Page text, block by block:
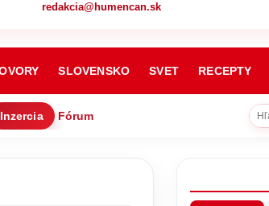
redakcia@humencan.sk
SLOVENSKO SVET RECEPTY
Inzercia Fórum